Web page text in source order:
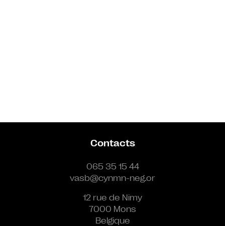
Contacts
065 35 15 44
vasb@cynmn-neg.or
12 rue de Nimy
7000 Mons
Belgique